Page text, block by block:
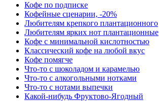
Кофе по подписке
Кофейные сценарии, -20%
Любителям крепкого плантационного
Любителям ярких нот плантационные
Кофе с минимальной кислотностью
Классический кофе на любой вкус
Кофе помягче
Что-то с шоколадом и карамелью
Что-то с алкогольными нотками
Что-то с нотами выпечки
Какой-нибудь Фруктово-Ягодный